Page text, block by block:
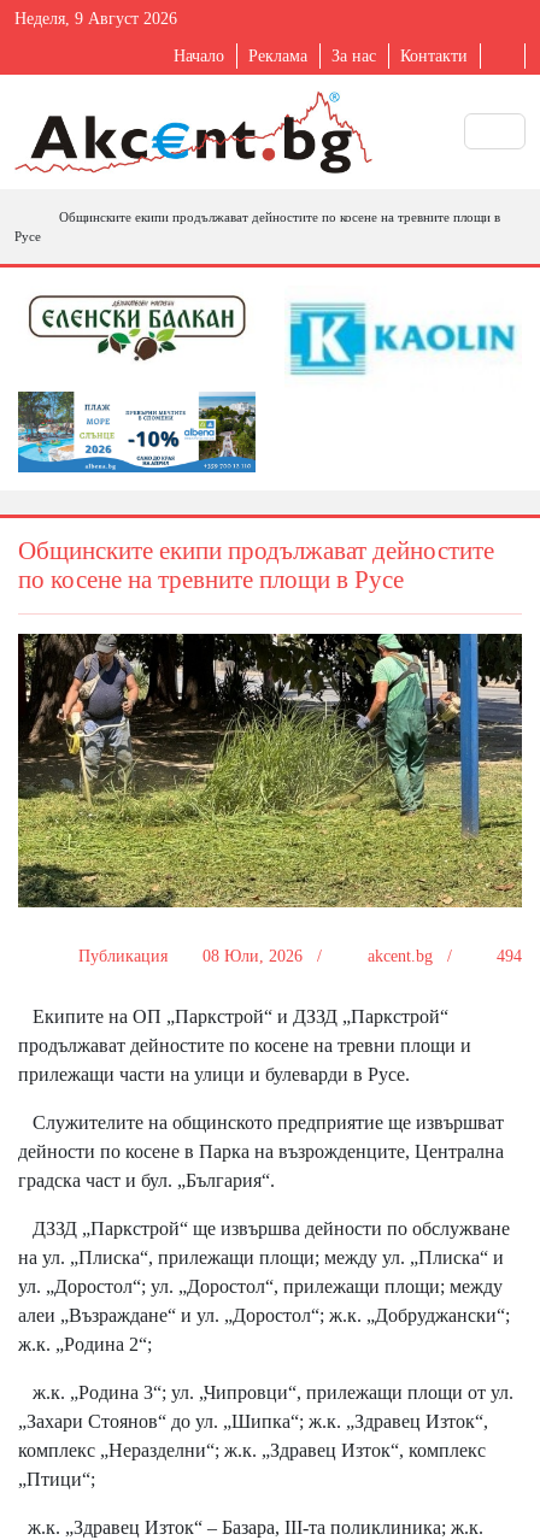
Неделя, 9 Август 2026
Начало Реклама За нас Контакти
Общинските екипи продължават дейностите по косене на тревните площи в
Русе
Общинските екипи продължават дейностите
по косене на тревните площи в Русе
Публикация 08 Юли, 2026 / akcent.bg / 494
Екипите на ОП „Паркстрой“ и ДЗЗД „Паркстрой“
продължават дейностите по косене на тревни площи и
прилежащи части на улици и булеварди в Русе.
Служителите на общинското предприятие ще извършват
дейности по косене в Парка на възрожденците, Централна
градска част и бул. „България“.
ДЗЗД „Паркстрой“ ще извършва дейности по обслужване
на ул. „Плиска“, прилежащи площи; между ул. „Плиска“ и
ул. „Доростол“; ул. „Доростол“, прилежащи площи; между
алеи „Възраждане“ и ул. „Доростол“; ж.к. „Добруджански“;
ж.к. „Родина 2“;
ж.к. „Родина 3“; ул. „Чипровци“, прилежащи площи от ул.
„Захари Стоянов“ до ул. „Шипка“; ж.к. „Здравец Изток“,
комплекс „Неразделни“; ж.к. „Здравец Изток“, комплекс
„Птици“;
ж.к. „Здравец Изток“ – Базара, III-та поликлиника; ж.к.